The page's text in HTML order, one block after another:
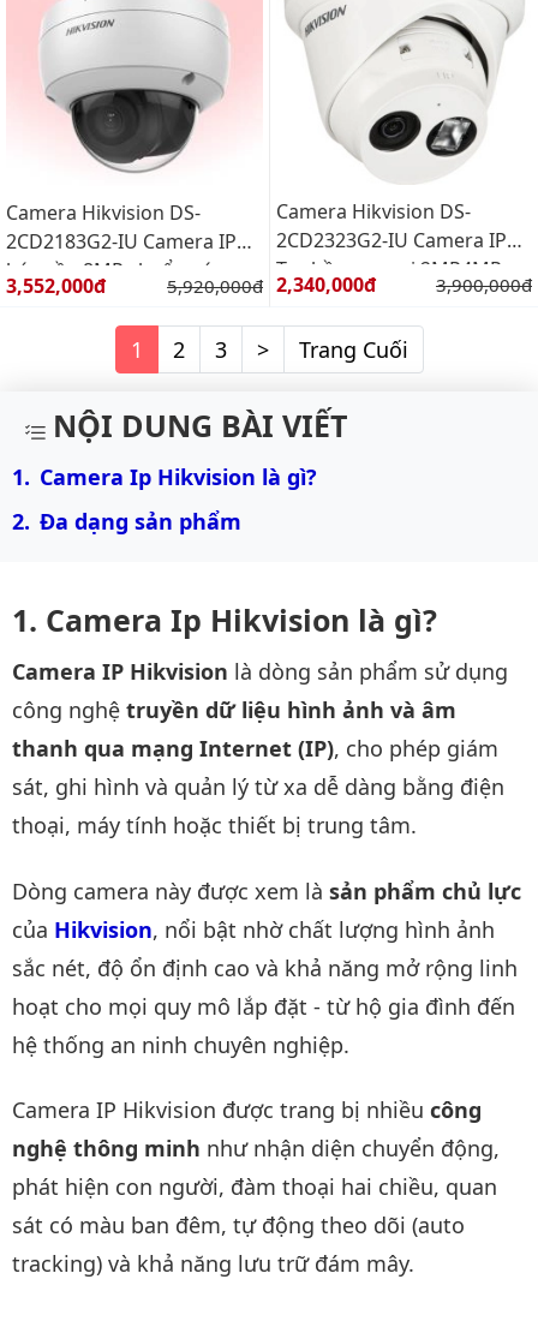
Camera Hikvision DS-
2CD2183G2-IU Camera IP
bán cầu 8MP chuẩn nén
H265+
Giá bán:
3,552,000đ Giá gốc:
5,920,000đ
Camera Hikvision DS-
2CD2323G2-IU Camera IP
Trụ hồng ngoại 2MP4MP
chuẩn nén H.265+
Giá bán:
2,340,000đ Giá gốc:
3,900,000đ
1 2 3 > Trang Cuối
NỘI DUNG BÀI VIẾT
Camera Ip Hikvision là gì?
Đa dạng sản phẩm
Camera Ip Hikvision là gì?
Camera IP Hikvision là dòng sản phẩm sử dụng
công nghệ truyền dữ liệu hình ảnh và âm
thanh qua mạng Internet (IP), cho phép giám
sát, ghi hình và quản lý từ xa dễ dàng bằng điện
thoại, máy tính hoặc thiết bị trung tâm.
Dòng camera này được xem là sản phẩm chủ lực
của Hikvision, nổi bật nhờ chất lượng hình ảnh
sắc nét, độ ổn định cao và khả năng mở rộng linh
hoạt cho mọi quy mô lắp đặt - từ hộ gia đình đến
hệ thống an ninh chuyên nghiệp.
Camera IP Hikvision được trang bị nhiều công
nghệ thông minh như nhận diện chuyển động,
phát hiện con người, đàm thoại hai chiều, quan
sát có màu ban đêm, tự động theo dõi (auto
tracking) và khả năng lưu trữ đám mây.